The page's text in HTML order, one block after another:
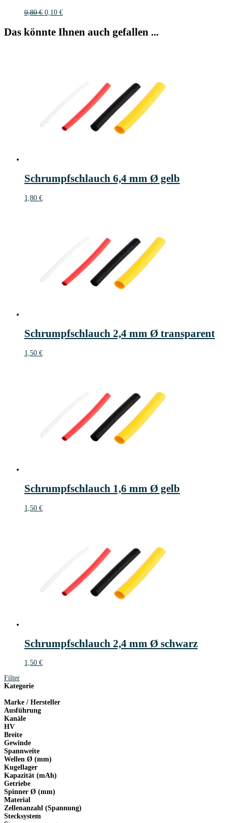
0,80€ Ursprünglicher
war:
0,80 €
0,10 €Aktueller
ist:
0,10 €.
Das könnte Ihnen auch gefallen ...
Schrumpfschlauch 6,4 mm Ø gelb
1,80 €
Schrumpfschlauch 2,4 mm Ø transparent
1,50 €
Schrumpfschlauch 1,6 mm Ø gelb
1,50 €
Schrumpfschlauch 2,4 mm Ø schwarz
1,50 €
Filter
Kategorie
Marke / Hersteller
Ausführung
Kanäle
HV
Breite
Gewinde
Spannweite
Wellen Ø (mm)
Kugellager
Kapazität (mAh)
Getriebe
Spinner Ø (mm)
Material
Zellenanzahl (Spannung)
Stecksystem